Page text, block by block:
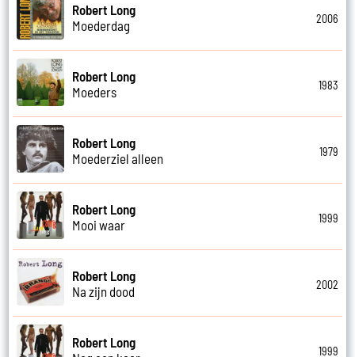
Robert Long
Moederdag
2006
Robert Long
Moeders
1983
Robert Long
Moederziel alleen
1979
Robert Long
Mooi waar
1999
Robert Long
Na zijn dood
2002
Robert Long
1999